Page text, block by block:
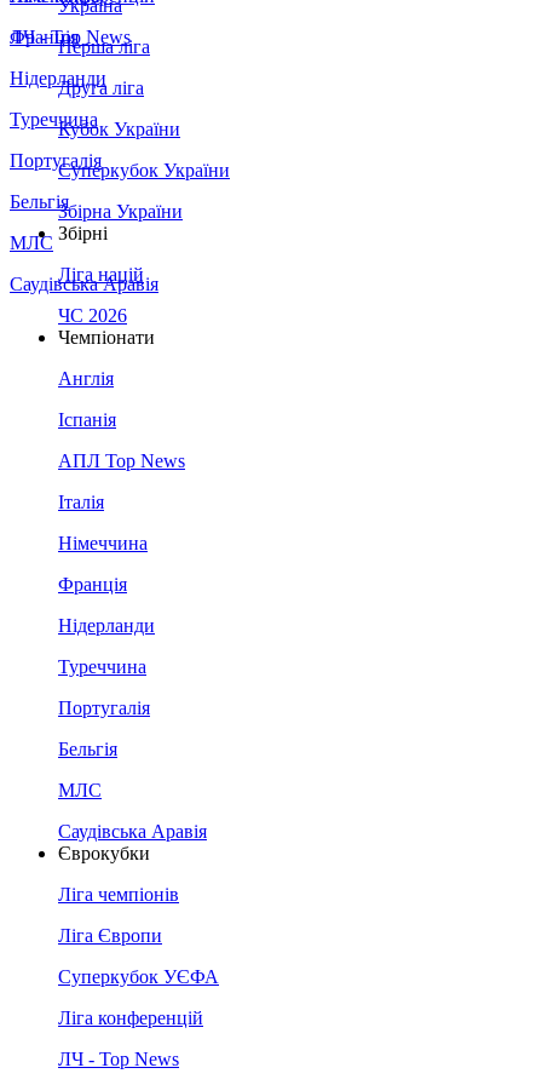
Франція
Нідерланди
Туреччина
Португалія
Бельгія
МЛС
Саудівська Аравія
ЛЧ - Top News
Україна
Перша ліга
Друга ліга
Кубок України
Суперкубок України
Збірна України
Збірні
Ліга націй
ЧС 2026
Чемпіонати
Англія
Іспанія
АПЛ Top News
Італія
Німеччина
Франція
Нідерланди
Туреччина
Португалія
Бельгія
МЛС
Саудівська Аравія
Єврокубки
Ліга чемпіонів
Ліга Європи
Суперкубок УЄФА
Ліга конференцій
ЛЧ - Top News